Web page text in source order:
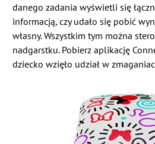
danego zadania wyświetli się
informacją, czy udało się pobić
własny. Wszystkim tym można
nadgarstku. Pobierz aplikację
dziecko wzięło udział w